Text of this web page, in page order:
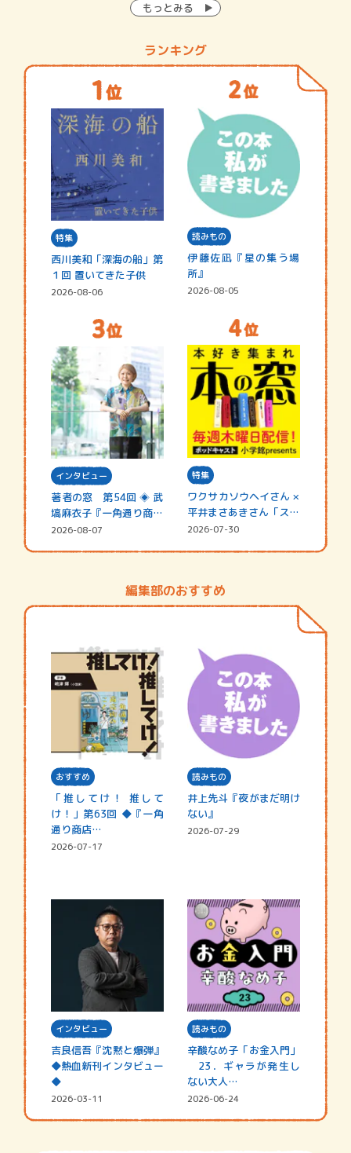
もっとみる
ランキング
特集
西川美和「深海の船」第
１回 置いてきた子供
2026-08-06
読みもの
伊藤佐凪『星の集う場
所』
2026-08-05
インタビュー
著者の窓 第54回 ◈ 武
塙麻衣子『一角通り商店
街の…
2026-08-07
特集
ワクサカソウヘイさん ×
平井まさあきさん「スペ
シャ…
2026-07-30
編集部のおすすめ
おすすめ
「推してけ！ 推して
け！」第63回 ◆『一角
通り商店…
2026-07-17
読みもの
井上先斗『夜がまだ明け
ない』
2026-07-29
インタビュー
吉良信吾『沈黙と爆弾』
◆熱血新刊インタビュー
◆
2026-03-11
読みもの
辛酸なめ子「お金入門」
23．ギャラが発生し
ない大人…
2026-06-24